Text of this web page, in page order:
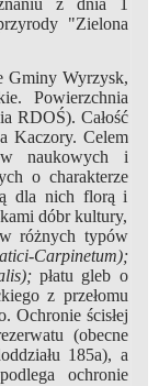
"Zielona
Wyrzysk,
Powierzchnia
RDOŚ). Całość
Kaczory. Celem
naukowych i
o charakterze
dla nich florą i
dóbr kultury,
różnych typów
Carpinetum);
płatu gleb o
z przełomu
Ochronie ścisłej
(obecne
185a), a
ochronie